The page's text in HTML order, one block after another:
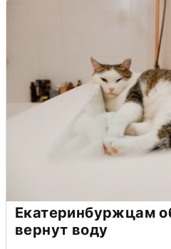
Екатеринбуржцам
вернут воду